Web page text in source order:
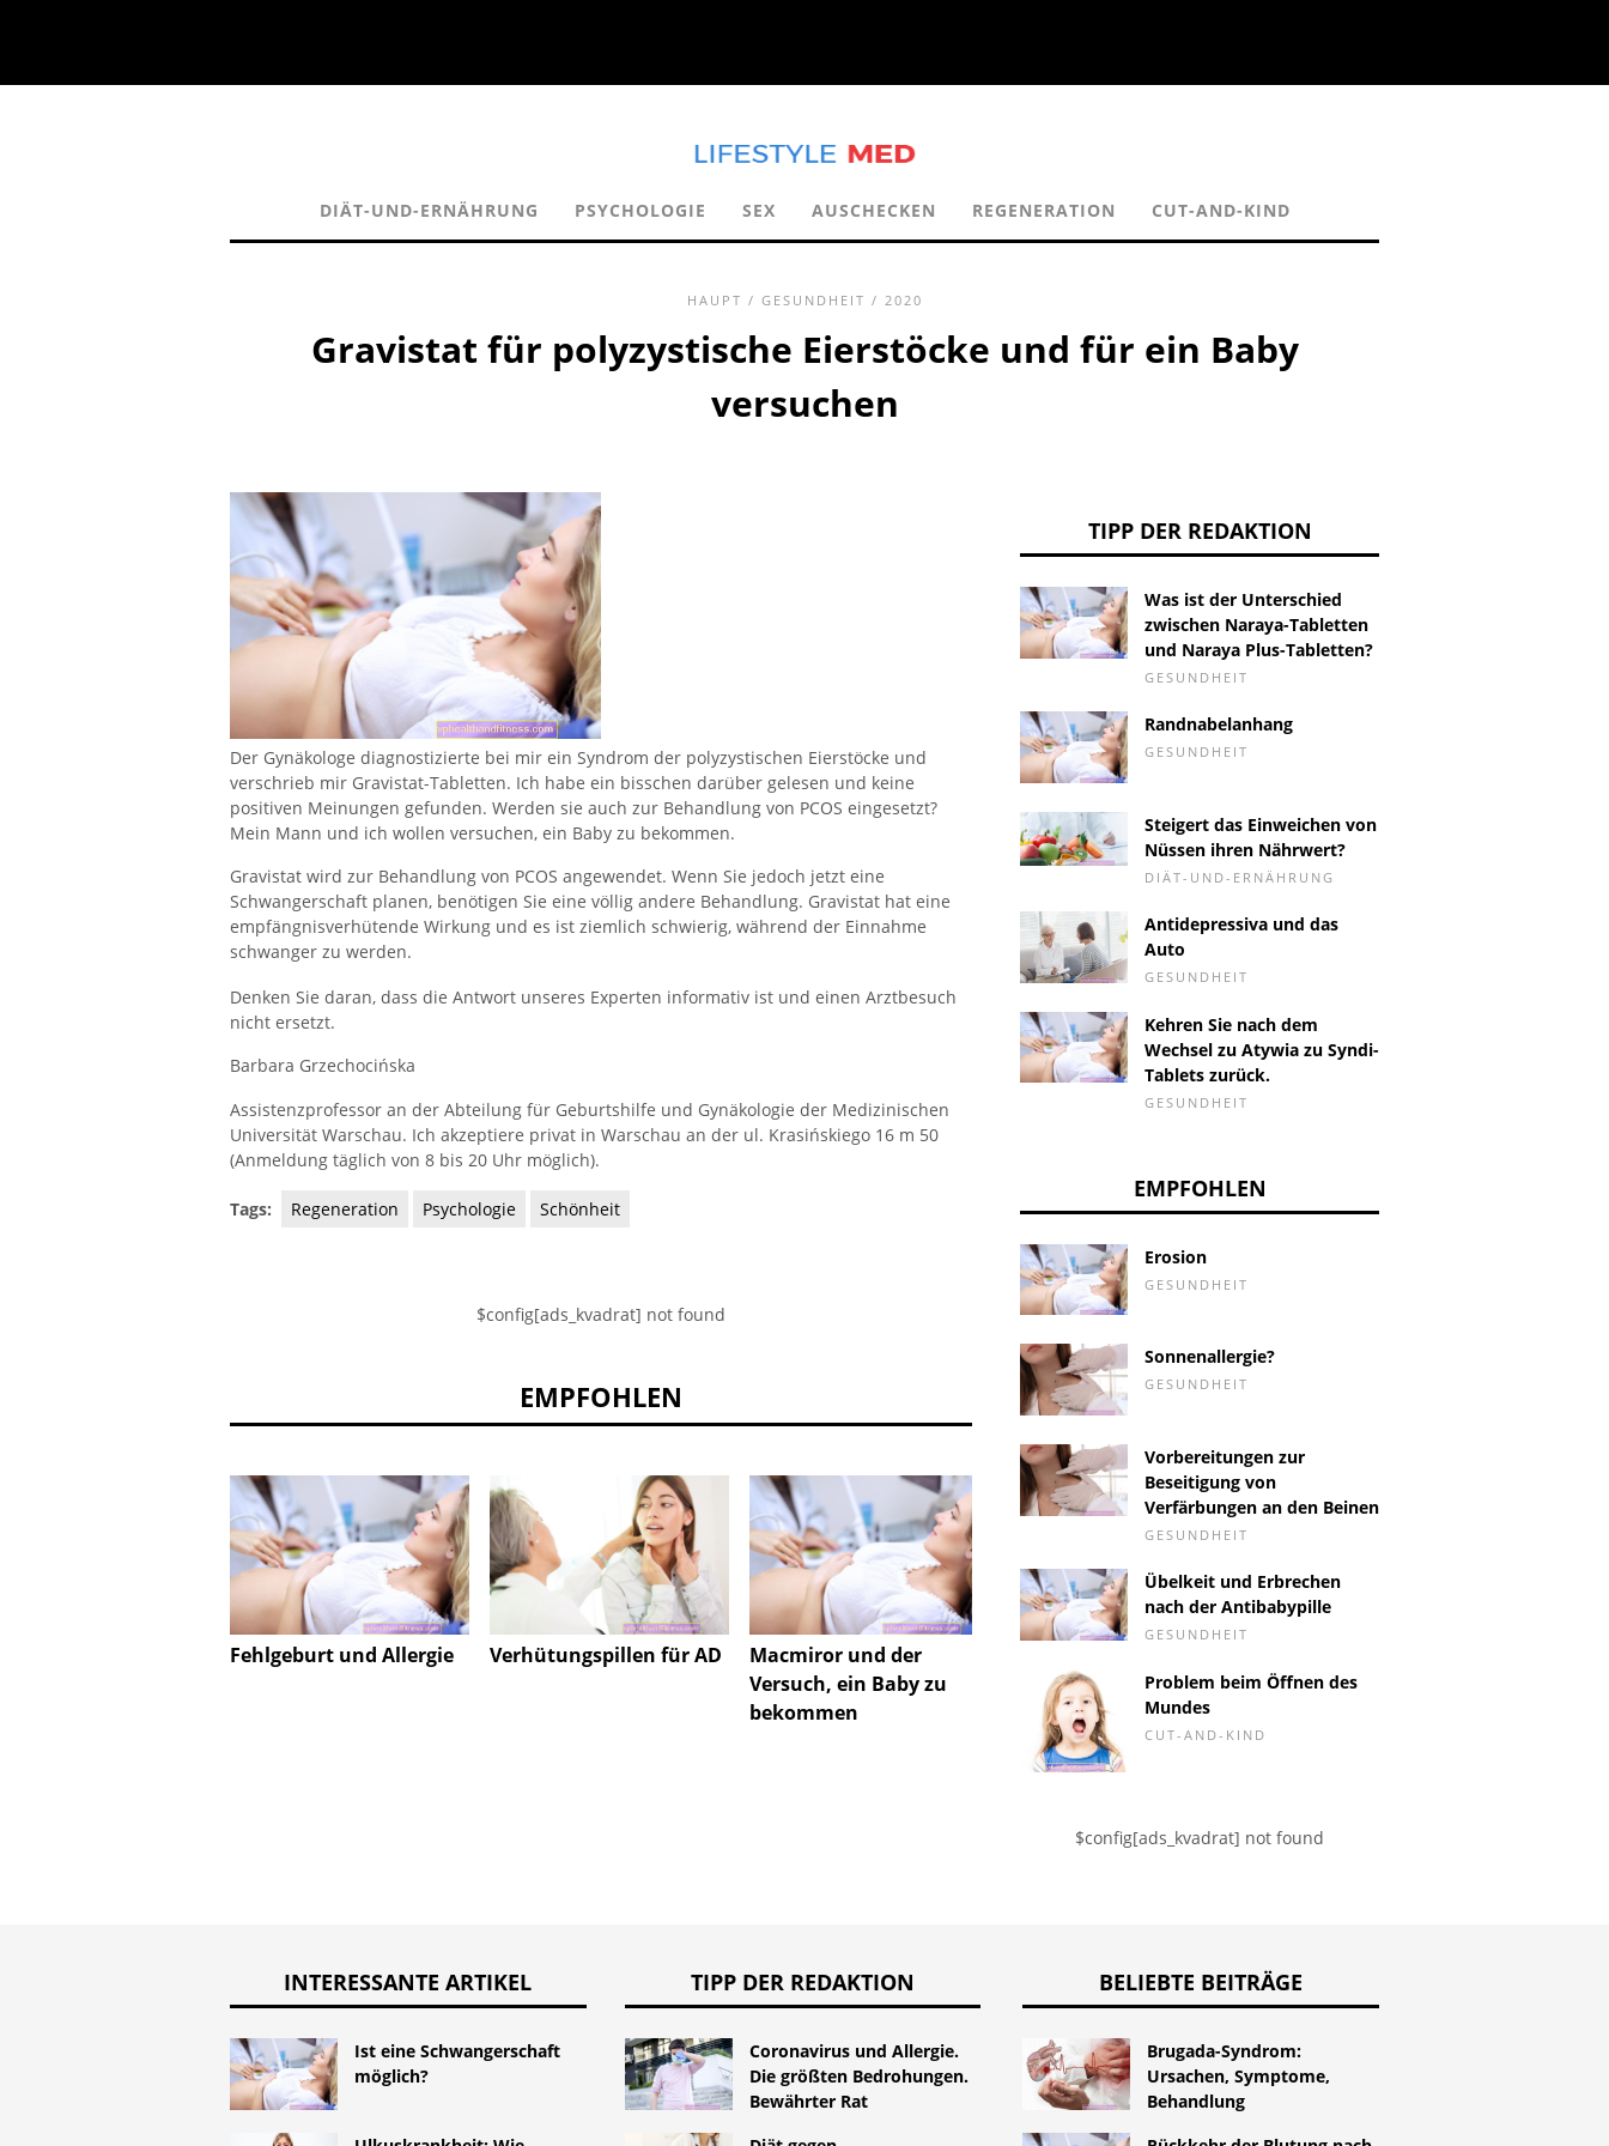
DIÄT-UND-ERNÄHRUNG PSYCHOLOGIE SEX AUSCHECKEN REGENERATION CUT-AND-KIND
HAUPT / GESUNDHEIT / 2020
Gravistat für polyzystische Eierstöcke und für ein Baby
versuchen
Der Gynäkologe diagnostizierte bei mir ein Syndrom der polyzystischen Eierstöcke und
verschrieb mir Gravistat-Tabletten. Ich habe ein bisschen darüber gelesen und keine
positiven Meinungen gefunden. Werden sie auch zur Behandlung von PCOS eingesetzt?
Mein Mann und ich wollen versuchen, ein Baby zu bekommen.
Gravistat wird zur Behandlung von PCOS angewendet. Wenn Sie jedoch jetzt eine
Schwangerschaft planen, benötigen Sie eine völlig andere Behandlung. Gravistat hat eine
empfängnisverhütende Wirkung und es ist ziemlich schwierig, während der Einnahme
schwanger zu werden.
Denken Sie daran, dass die Antwort unseres Experten informativ ist und einen Arztbesuch
nicht ersetzt.
Barbara Grzechocińska
Assistenzprofessor an der Abteilung für Geburtshilfe und Gynäkologie der Medizinischen
Universität Warschau. Ich akzeptiere privat in Warschau an der ul. Krasińskiego 16 m 50
(Anmeldung täglich von 8 bis 20 Uhr möglich).
Tags: Regeneration Psychologie Schönheit
$config[ads_kvadrat] not found
EMPFOHLEN
Fehlgeburt und Allergie Verhütungspillen für AD
Macmiror und der
Versuch, ein Baby zu
bekommen
HPV - kann es behandelt
TIPP DER REDAKTION
Was ist der Unterschied
zwischen Naraya-Tabletten
und Naraya Plus-Tabletten?
GESUNDHEIT
Randnabelanhang
GESUNDHEIT
Steigert das Einweichen von
Nüssen ihren Nährwert?
DIÄT-UND-ERNÄHRUNG
Antidepressiva und das
Auto
GESUNDHEIT
Kehren Sie nach dem
Wechsel zu Atywia zu Syndi-
Tablets zurück.
GESUNDHEIT
EMPFOHLEN
Erosion
GESUNDHEIT
Sonnenallergie?
GESUNDHEIT
Vorbereitungen zur
Beseitigung von
Verfärbungen an den Beinen
GESUNDHEIT
Übelkeit und Erbrechen
nach der Antibabypille
GESUNDHEIT
Problem beim Öffnen des
Mundes
CUT-AND-KIND
$config[ads_kvadrat] not found
INTERESSANTE ARTIKEL
Ist eine Schwangerschaft
möglich?
TIPP DER REDAKTION
Coronavirus und Allergie.
Die größten Bedrohungen.
Bewährter Rat
BELIEBTE BEITRÄGE
Brugada-Syndrom:
Ursachen, Symptome,
Behandlung